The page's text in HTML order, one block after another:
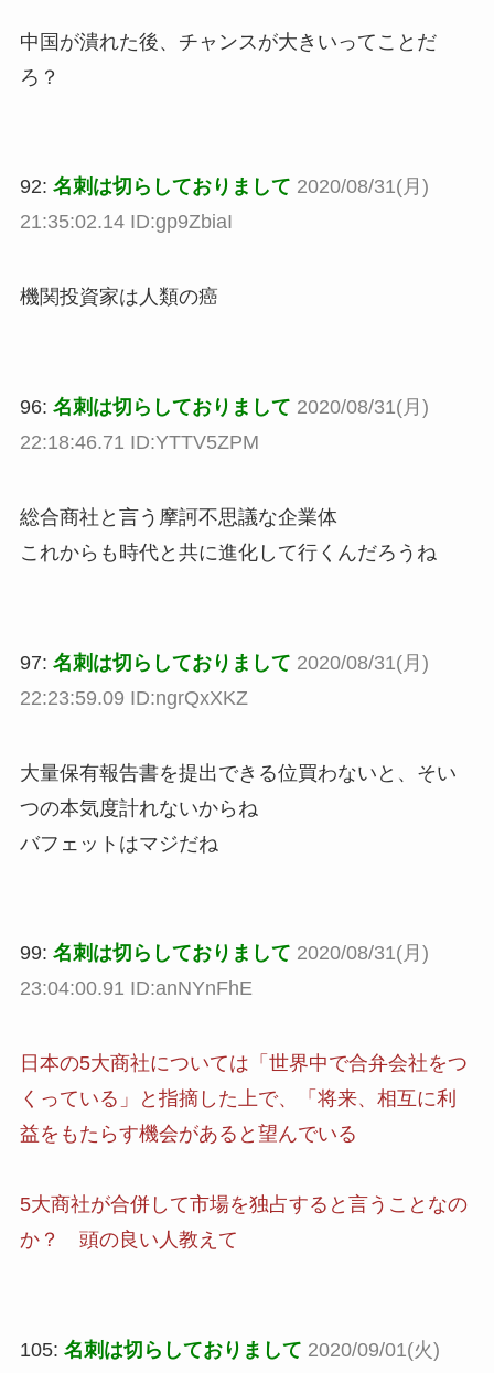
中国が潰れた後、チャンスが大きいってことだ
ろ？
92: 名刺は切らしておりまして 2020/08/31(月)
21:35:02.14 ID:gp9ZbiaI
機関投資家は人類の癌
96: 名刺は切らしておりまして 2020/08/31(月)
22:18:46.71 ID:YTTV5ZPM
総合商社と言う摩訶不思議な企業体
これからも時代と共に進化して行くんだろうね
97: 名刺は切らしておりまして 2020/08/31(月)
22:23:59.09 ID:ngrQxXKZ
大量保有報告書を提出できる位買わないと、そい
つの本気度計れないからね
バフェットはマジだね
99: 名刺は切らしておりまして 2020/08/31(月)
23:04:00.91 ID:anNYnFhE
日本の5大商社については「世界中で合弁会社をつ
くっている」と指摘した上で、「将来、相互に利
益をもたらす機会があると望んでいる
5大商社が合併して市場を独占すると言うことなの
か？ 頭の良い人教えて
105: 名刺は切らしておりまして 2020/09/01(火)